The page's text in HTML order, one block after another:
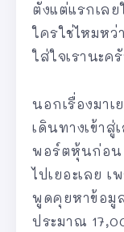
ตั้งแต่แรกเลย
ใครใช่ไหมหว่
ใส่ใจเรานะค
นอกเรื่องมาเ
เดินทางเข้าสู่
พอร์ตหุ้นก่อน
ไปเยอะเลย
พูดคุยหาข้อมู
ประมาณ